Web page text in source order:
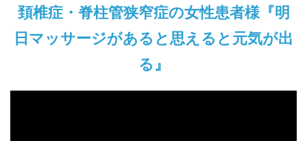
頚椎症・脊柱管狭窄症の女性患者様『明
日マッサージがあると思えると元気が出
る』